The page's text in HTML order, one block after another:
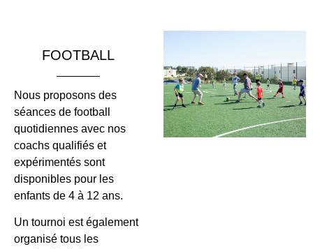
FOOTBALL
Nous proposons des
séances de football
quotidiennes avec nos
coachs qualifiés et
expérimentés sont
disponibles pour les
enfants de 4 à 12 ans.
Un tournoi est également
organisé tous les